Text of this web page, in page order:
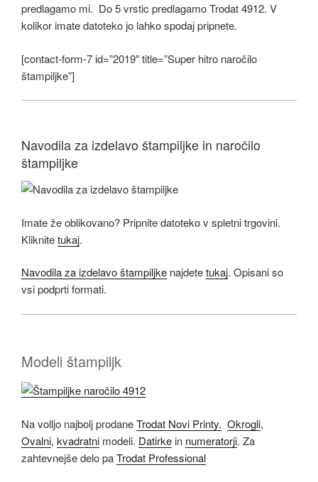
predlagamo mi. Do 5 vrstic predlagamo Trodat 4912. V
kolikor imate datoteko jo lahko spodaj pripnete.
[contact-form-7 id=”2019″ title=”Super hitro naročilo
štampiljke”]
Navodila za izdelavo štampiljke in naročilo
štampiljke
Imate že oblikovano? Pripnite datoteko v spletni trgovini.
Kliknitetukaj.
Navodila za izdelavo štampiljke najdetetukaj. Opisani so
vsi podprti formati.
Modeli štampiljk
Na volljo najbolj prodaneTrodat Novi Printy. Okrogli,
Ovalni, kvadratni modeli. Datirke in numeratorji. Za
zahtevnejše delo paTrodat Professional